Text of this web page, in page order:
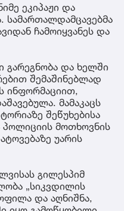
ეკიპაჟი და
სამართალდამცავებმა
ჩამოიყვანეს და
გარეგნობა და ხელში
შემაშინებლად
ინფორმაციით,
მამაკაცს
შეწუხებისა
პოლიციის მოთხოვნის
უარის
გილესპიმ
„სიკვდილის
და აღნიშნა,